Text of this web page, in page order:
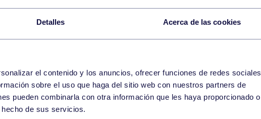
Detalles Acerca de las cookies
el contenido y los anuncios, ofrecer funciones de redes sociales
sobre el uso que haga del sitio web con nuestros partners de
pueden combinarla con otra información que les haya proporcionado o
de sus servicios.